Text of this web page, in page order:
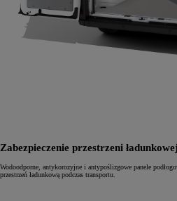
Zabezpieczenie przestrzeni
Wodoodporne, antykorozyjne i antypoślizgowe panele
przestrzeń ładunkową podczas transportu.